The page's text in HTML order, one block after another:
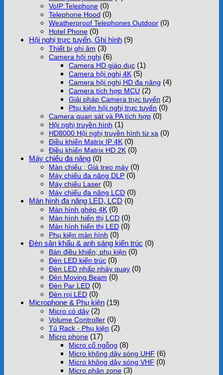
VoIP Telephone (0)
Telephone Hood (0)
Weatherproof Telephones Outdoor (0)
Hotel Phone (0)
Hội nghị trực tuyến, Ghi hình (9)
Thiết bị ghi âm (3)
Camera hội nghị (6)
Camera HD giáo dục (1)
Camera hội nghị 4K (5)
Camera hội nghị HD đa năng (4)
Camera tích hợp MCU (2)
Giải pháp Camera trực tuyến (2)
Phụ kiện hội nghị trực tuyến (0)
Camera quan sát và PA tích hợp (0)
Hội nghị truyền hình (1)
HD8000 Hội nghị truyền hình từ xa (0)
Điều khiển Matrix IP 4K (0)
Điều khiển Matrix HD 2K (0)
Máy chiếu đa năng (0)
Màn chiếu ; Giá treo máy (0)
Máy chiếu đa năng DLP (0)
Máy chiếu Laser (0)
Máy chiếu đa năng LCD (0)
Màn hình đa năng LED, LCD (0)
Màn hình ghép 4K (0)
Màn hình hiển thị LCD (0)
Màn hình hiển thị LED (0)
Phụ kiện màn hình (0)
Đèn sân khấu & anh sáng kiến trúc (0)
Bàn điều khiển; phụ kiện (0)
Đèn LED kiến trúc (0)
Đèn LED nhấp nháy quay (0)
Đèn Moving Beam (0)
Đèn Par LED (0)
Đèn rọi LED (0)
Microphone & Phụ kiện (19)
Micro có dây (2)
Volume Controller (0)
Tủ Rack - Phụ kiện (2)
Micro phone (17)
Micro cổ ngỗng (8)
Micro không dây sóng UHF (6)
Micro không dây sóng VHF (0)
Micro phân zone (3)